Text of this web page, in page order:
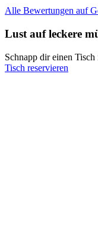
Alle Bewertungen auf
Lust auf leckere
Schnapp dir einen Tisch
Tisch reservieren